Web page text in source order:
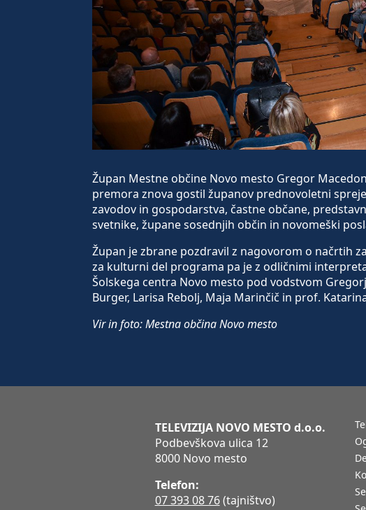
Župan Mestne občine Novo mesto Gregor
premora znova gostil županov prednovoletni
zavodov in gospodarstva, častne občane,
svetnike, župane sosednjih občin in novomeški
Župan je zbrane pozdravil z nagovorom o načrtih
za kulturni del programa pa je z odličnimi
Šolskega centra Novo mesto pod vodstvom
Burger, Larisa Rebolj, Maja Marinčič in prof.
Vir in foto: Mestna občina Novo mesto
TELEVIZIJA NOVO MESTO d.o.o.
Podbevškova ulica 12
8000 Novo mesto
Telefon:
07 393 08 76(tajništvo)